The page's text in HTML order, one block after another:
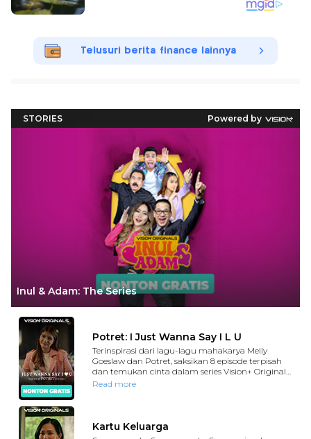
Telusuri berita finance lainnya